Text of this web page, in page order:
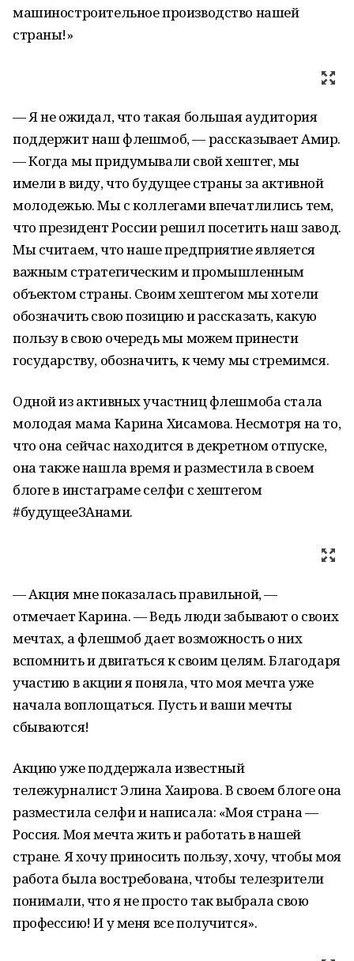
машиностроительное производство нашей
страны!»
— Я не ожидал, что такая большая аудитория
поддержит наш флешмоб, — рассказывает Амир.
— Когда мы придумывали свой хештег, мы
имели в виду, что будущее страны за активной
молодежью. Мы с коллегами впечатлились тем,
что президент России решил посетить наш завод.
Мы считаем, что наше предприятие является
важным стратегическим и промышленным
объектом страны. Своим хештегом мы хотели
обозначить свою позицию и рассказать, какую
пользу в свою очередь мы можем принести
государству, обозначить, к чему мы стремимся.
Одной из активных участниц флешмоба стала
молодая мама Карина Хисамова. Несмотря на то,
что она сейчас находится в декретном отпуске,
она также нашла время и разместила в своем
блоге в инстаграме селфи с хештегом
#будущееЗАнами.
— Акция мне показалась правильной, —
отмечает Карина. — Ведь люди забывают о своих
мечтах, а флешмоб дает возможность о них
вспомнить и двигаться к своим целям. Благодаря
участию в акции я поняла, что моя мечта уже
начала воплощаться. Пусть и ваши мечты
сбываются!
Акцию уже поддержала известный
тележурналист Элина Хаирова. В своем блоге она
разместила селфи и написала: «Моя страна —
Россия. Моя мечта жить и работать в нашей
стране. Я хочу приносить пользу, хочу, чтобы моя
работа была востребована, чтобы телезрители
понимали, что я не просто так выбрала свою
профессию! И у меня все получится».